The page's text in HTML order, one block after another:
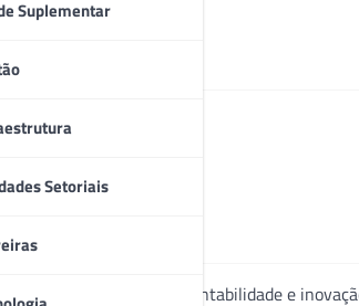
Suplementar
Setoriais
Unimed aposta em sustentabilidade e